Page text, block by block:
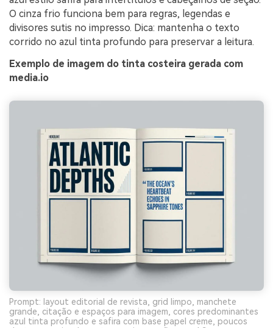
O cinza frio funciona bem para regras, legendas e
divisores sutis no impresso. Dica: mantenha o texto
corrido no azul tinta profundo para preservar a leitura.
Exemplo de imagem do tinta costeira gerada com
media.io
Prompt: layout editorial de revista, grid limpo, manchete
grande, citação e espaços para imagem, cores predominantes
azul tinta profundo e safira com base papel creme, poucos